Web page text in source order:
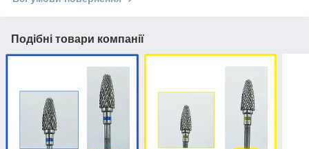
Подібні товари компанії